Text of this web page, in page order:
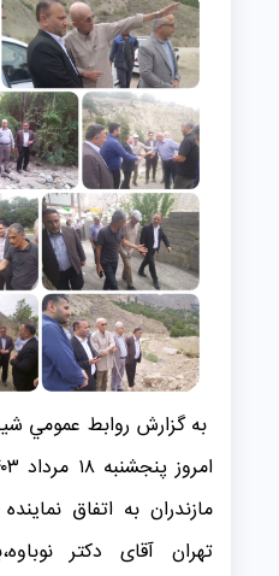
به گزارش روابط عمومي
مازندران به اتفاق
تهران آقای دکتر